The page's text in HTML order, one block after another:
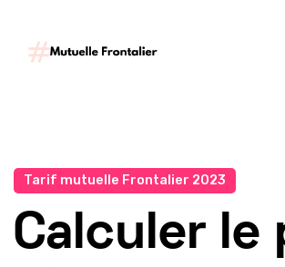
Tarif mutuelle Frontalier 2023
Calculer le